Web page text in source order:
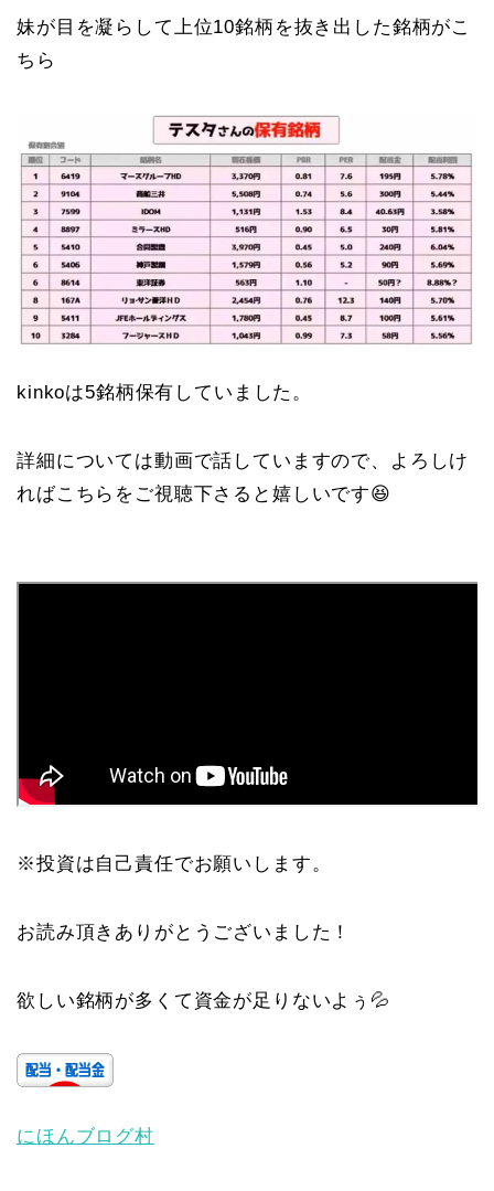
妹が目を凝らして上位10銘柄を抜き出した銘柄がこ
ちら
kinkoは5銘柄保有していました。
詳細については動画で話していますので、よろしけ
ればこちらをご視聴下さると嬉しいです😆
※投資は自己責任でお願いします。
お読み頂きありがとうございました！
欲しい銘柄が多くて資金が足りないよぅ💦
にほんブログ村